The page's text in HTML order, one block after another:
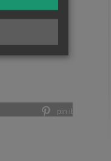
Gebiet von
Stadtgebiet
dem
pin it